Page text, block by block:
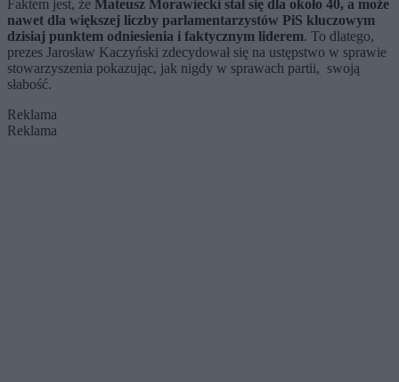
Faktem jest, że Mateusz Morawiecki stał się dla około 40, a może
nawet dla większej liczby parlamentarzystów PiS kluczowym
dzisiaj punktem odniesienia i faktycznym liderem. To dlatego,
prezes Jarosław Kaczyński zdecydował się na ustępstwo w sprawie
stowarzyszenia pokazując, jak nigdy w sprawach partii, swoją
słabość.
Reklama
Reklama